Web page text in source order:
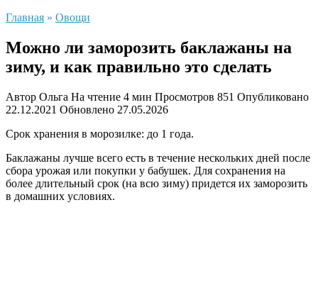
Главная » Овощи
Можно ли заморозить баклажаны на
зиму, и как правильно это сделать
Автор Ольга На чтение 4 мин Просмотров 851 Опубликовано
22.12.2021 Обновлено 27.05.2026
Срок хранения в морозилке: до 1 года.
Баклажаны лучше всего есть в течение нескольких дней после
сбора урожая или покупки у бабушек. Для сохранения на
более длительный срок (на всю зиму) придется их заморозить
в домашних условиях.